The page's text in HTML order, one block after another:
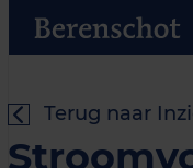
Terug naar